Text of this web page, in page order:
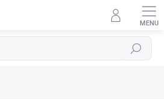
Hľadať